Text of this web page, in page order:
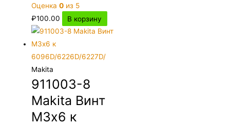
Оценка0 из 5
₽100.00 В корзину
Makita
911003-8
Makita Винт
M3х6 к